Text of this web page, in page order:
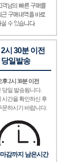
시 30분 이전
일발송
후 2시 30분 이전
당일 발송됨니다.
시간을 확인하신 후
문하시기 바랍니다.
감까지 남은시간